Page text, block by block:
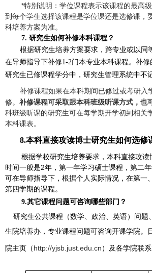
*特别说明：学位课程表示该课程的最高
到每个学生选择该课程是学位课还是选修课，
科培养方案为准。
7. 研究生如何补修本科课程？
根据研究生培养方案要求，跨专业或以同
在导师指导下补修1-2门本专业本科课程。补
研究生已修课程学分中，研究生管理系统中不
补修课程如果在本科期间已修过或考研入
修。 补修课程可采取跟本科班级听课方式，也
科班级听课的研究生可在每学期开学初到相关
本科课表。
8.本科直接攻读博士研究生如何选修
根据学校研究生培养要求，本科直接攻读
时间一般是2年，第一年学习硕士课程，第二
可在导师指导下，根据个人实际情况，在第一
第四学期的课程。
9.其它课程问题可咨询哪些部门？
研究生公共课程（数学、政治、英语）问题
生院培养办，专业课程问题可咨询开课学院。
院主页（http://yjsb.just.edu.cn）及各学院联系